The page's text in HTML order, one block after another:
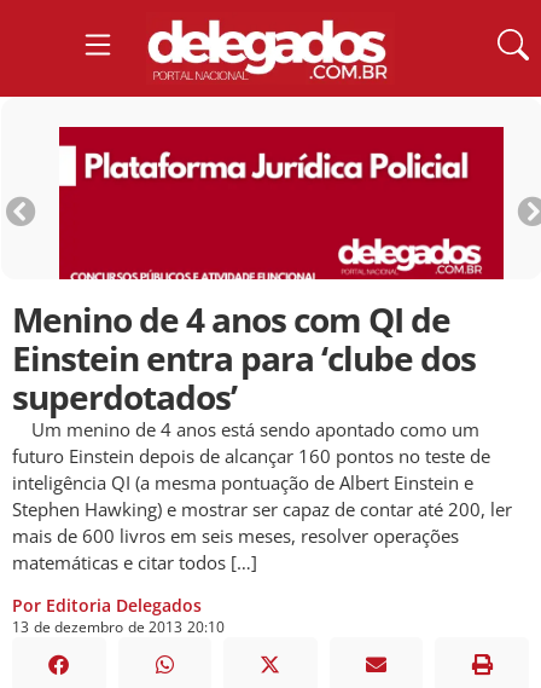
Menino de 4 anos com QI de
Einstein entra para ‘clube dos
superdotados’
Um menino de 4 anos está sendo apontado como um
futuro Einstein depois de alcançar 160 pontos no teste de
inteligência QI (a mesma pontuação de Albert Einstein e
Stephen Hawking) e mostrar ser capaz de contar até 200, ler
mais de 600 livros em seis meses, resolver operações
matemáticas e citar todos […]
Por Editoria Delegados
13 de dezembro de 2013 20:10